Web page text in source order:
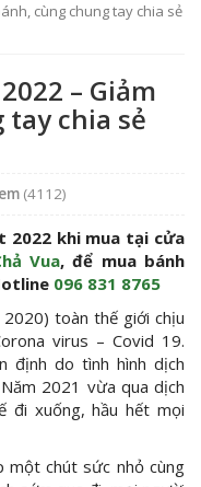
cùng chung tay chia sẻ
– Giảm
tay chia sẻ
(4112)
2022 khi mua tại cửa
Vua, để mua bánh
096 831 8765
toàn thế giới chịu
virus – Covid 19.
định do tình hình dịch
2021 vừa qua dịch
đi xuống, hầu hết mọi
một chút sức nhỏ cùng